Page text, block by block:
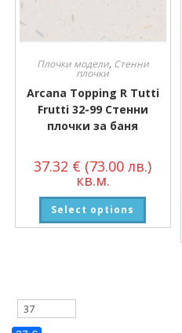
Плочки модели, Стенни
плочки
Arcana Topping R Tutti
Frutti 32-99 Стенни
плочки за баня
37.32 € (73.00 лв.)
кв.м.
Select options